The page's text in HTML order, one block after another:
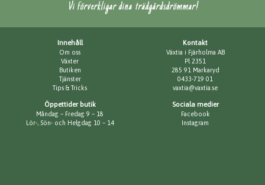
Vi förverkligar dina trädgårdsdrömmar!
Innehåll
Om oss
Växter
Butiken
Tjänster
Tips & Tricks
Kontakt
Växtia i Fjärholma AB
Pl 2351
285 91 Markaryd
0433-719 01
vaxtia@vaxtia.se
Öppettider butik
Måndag – Fredag 9 – 18
Lör-, Sön- och Helgdag 10 – 14
Sociala medier
Facebook
Instagram